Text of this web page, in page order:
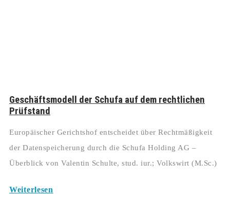
Geschäftsmodell der Schufa auf dem rechtlichen
Prüfstand
Europäischer Gerichtshof entscheidet über Rechtmäßigkeit
der Datenspeicherung durch die Schufa Holding AG –
Überblick von Valentin Schulte, stud. iur.; Volkswirt (M.Sc.)
Weiterlesen